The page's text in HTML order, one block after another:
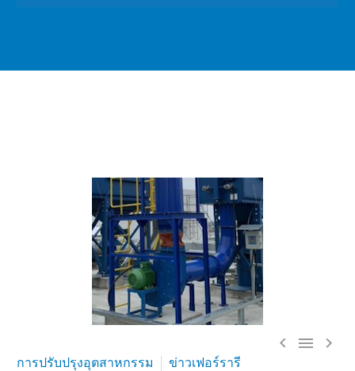
  
การปรับปรุงอุตสาหกรรม
ข่าวเฟอร์รารี